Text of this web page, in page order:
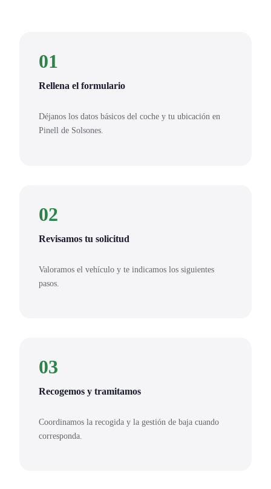
01
Rellena el formulario
Déjanos los datos básicos del coche y tu ubicación en
Pinell de Solsones.
02
Revisamos tu solicitud
Valoramos el vehículo y te indicamos los siguientes
pasos.
03
Recogemos y tramitamos
Coordinamos la recogida y la gestión de baja cuando
corresponda.